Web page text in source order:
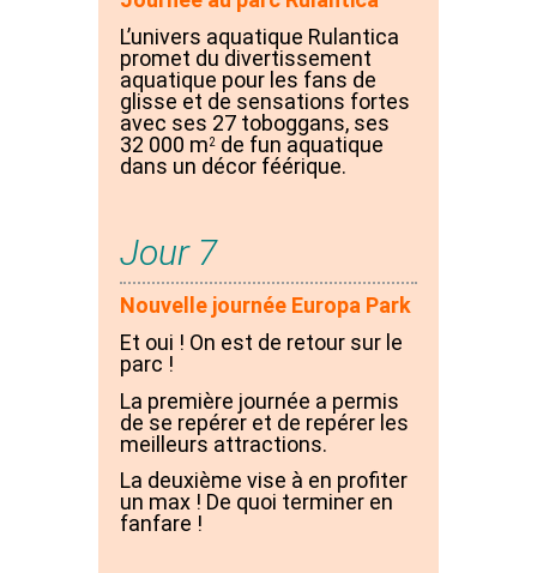
L’univers aquatique Rulantica
promet du divertissement
aquatique pour les fans de
glisse et de sensations fortes
avec ses 27 toboggans, ses
32 000 m2 de fun aquatique
dans un décor féérique.
Jour 7
Nouvelle journée Europa Park
Et oui ! On est de retour sur le
parc !
La première journée a permis
de se repérer et de repérer les
meilleurs attractions.
La deuxième vise à en profiter
un max ! De quoi terminer en
fanfare !